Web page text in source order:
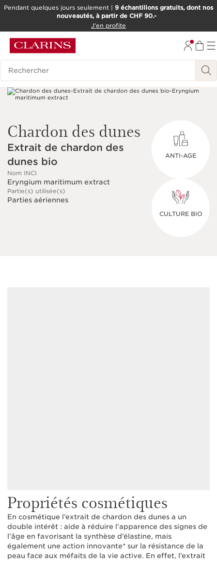
ALLER AU CONTENU
OUTIL D'ACCESSIBILITÉ
Pendant quelques jours seulement | 9 échantillons gratuits, dont nos
nouveautés, à partir de CHF 90.-
J'en profite
Historique des recherches
Chardon des dunes
Extrait de chardon des
dunes bio
Nom INCI
Eryngium maritimum extract
Partie(s) utilisée(s)
Parties aériennes
ANTI-AGE
CULTURE BIO
Propriétés cosmétiques
En cosmétique l’extrait de chardon des dunes a un
double intérêt : aide à réduire l'apparence des signes de
l’âge en favorisant la synthèse d’élastine, mais
également une action innovante* sur la résistance de la
peau face aux méfaits de la vie active. En effet, l’extrait